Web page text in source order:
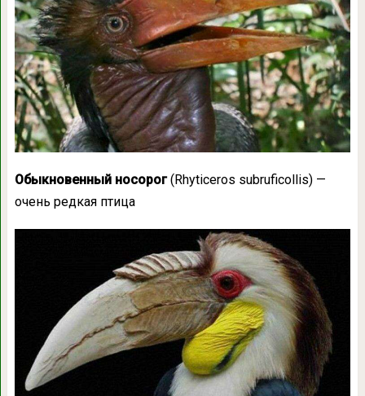
Обыкновенный носорог(Rhyticeros subruficollis) —
очень редкая птица